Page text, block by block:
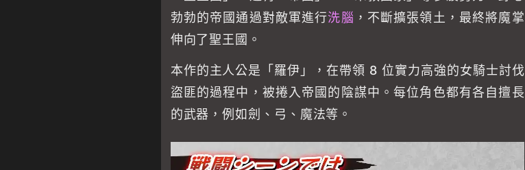
勃勃的帝國通過對敵軍進行洗腦 ，不斷擴張領土，最終將魔掌
伸向了聖王國。
本作的主人公是「羅伊」，在帶領 8 位實力高強的女騎士討伐
盜匪的過程中，被捲入帝國的陰謀中。每位角色都有各自擅長
的武器，例如劍、弓、魔法等。